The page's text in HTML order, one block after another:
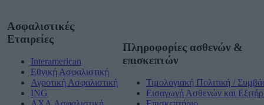
Ασφαλιστικές
Εταιρείες
Interamerican
Εθνική Ασφαλιστική
Αγροτική Ασφαλιστική
ING
Πληροφορίες ασθενών &
επισκεπτών
Τιμολογιακή Πολιτική /
Εισαγωγή Ασθενών και